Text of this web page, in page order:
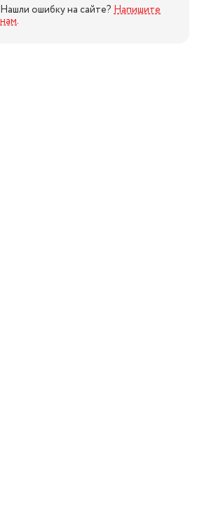
Нашли ошибку на сайте? Напишите
нам.